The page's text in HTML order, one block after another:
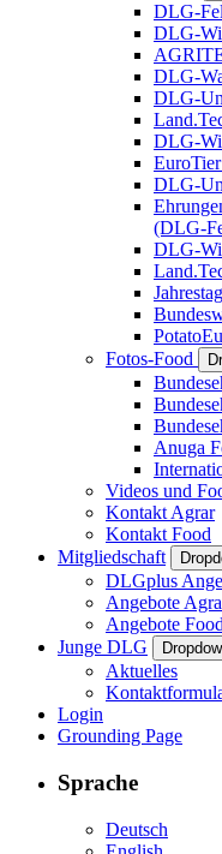
DLG-
DLG-
DLG-
DLG-
DLG-
DLG-
(DLG-
DLG-
Fotos-Food
Anuga
Videos und
Kontakt Agrar
Kontakt Food
Mitgliedschaft
DLGplus
Angebote
Angebote Food
Junge DLG
Aktuelles
Login
Grounding Page
Sprache
Deutsch